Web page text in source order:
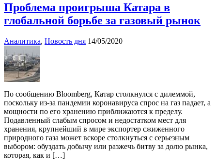
Проблема проигрыша Катара в
глобальной борьбе за газовый рынок
Аналитика, Новость дня 14/05/2020
По сообщению Bloomberg, Катар столкнулся с дилеммой,
поскольку из-за пандемии коронавируса спрос на газ падает, а
мощности по его хранению приближаются к пределу.
Подавленный слабым спросом и недостатком мест для
хранения, крупнейший в мире экспортер сжиженного
природного газа может вскоре столкнуться с серьезным
выбором: обуздать добычу или разжечь битву за долю рынка,
которая, как и […]